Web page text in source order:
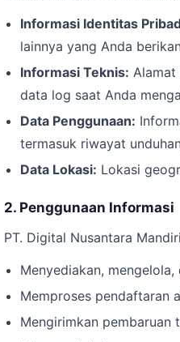
Informasi Identitas
lainnya yang Anda
Informasi Teknis: Alamat
data log saat Anda
Data Penggunaan:
termasuk riwayat
Data Lokasi: Lokasi
2. Penggunaan Informasi
PT. Digital Nusantara
Menyediakan,
Memproses pendaftaran
Mengirimkan pembaruan